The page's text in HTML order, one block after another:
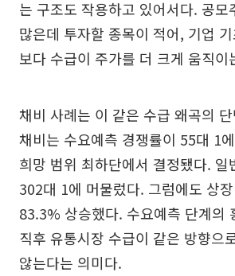
는 구조도 작용하고 있어서다. 공모
많은데 투자할 종목이 적어, 기업
보다 수급이 주가를 더 크게 움직이
채비 사례는 이 같은 수급 왜곡의
채비는 수요예측 경쟁률이 55대 1
희망 범위 최하단에서 결정됐다. 일
302대 1에 머물렀다. 그럼에도 상
83.3% 상승했다. 수요예측 단계의
직후 유통시장 수급이 같은 방향으
않는다는 의미다.